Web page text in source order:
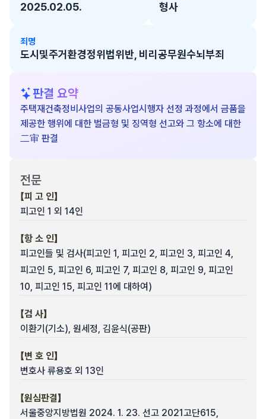
2025.02.05. 형사
죄명
도시및주거환경정위법위반, 비리공무원수뇌부죄
판결 요약
주택재건축정비사업의 공동사업시행자 선정 과정에서 금품을
제공한 행위에 대한 벌금형 및 징역형 선고와 그 항소에 대한
二审 판결
전문
【피 고 인】
피고인 1 외 14인
【항 소 인】
피고인들 및 검사(피고인 1, 피고인 2, 피고인 3, 피고인 4,
피고인 5, 피고인 6, 피고인 7, 피고인 8, 피고인 9, 피고인
10, 피고인 15, 피고인 11에 대하여)
【검 사】
이환기(기소), 원세정, 김윤식(공판)
【변 호 인】
변호사 류용호 외 13인
【원심판결】
서울중앙지방법원 2024. 1. 23. 선고 2021고단615,